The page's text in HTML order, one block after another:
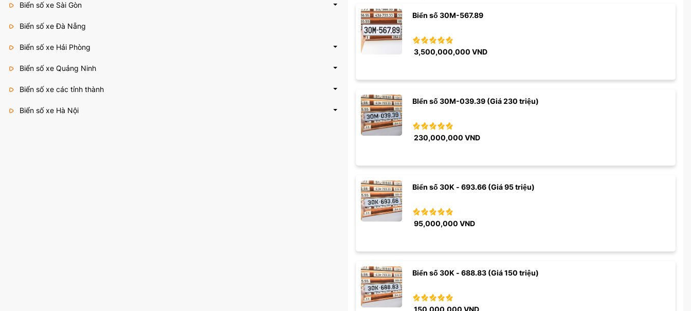
Biển số xe Sài Gòn
Biển số xe Đà Nẵng
Biển số xe Hải Phòng
Biển số xe Quảng Ninh
Biển số xe các tỉnh thành
Biển số xe Hà Nội
Biển số 30M-567.89
3,500,000,000 VND
BIển số 30M-039.39 (Giá 230 triệu)
230,000,000 VND
Biển số 30K - 693.66 (Giá 95 triệu)
95,000,000 VND
Biển số 30K - 688.83 (Giá 150 triệu)
150,000,000 VND